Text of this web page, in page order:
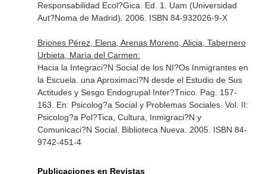
Responsabilidad Ecol?Gica . Ed. 1. Uam (Universidad
Aut?Noma de Madrid). 2006. ISBN 84-932026-9-X
Briones Pérez, Elena, Arenas Moreno, Alicia, Tabernero
Urbieta, María del Carmen:
Hacia la Integraci?N Social de los NI?Os Inmigrantes en
la Escuela. una Aproximaci?N desde el Estudio de Sus
Actitudes y Sesgo Endogrupal Inter?Tnico. Pag. 157-
163. En: Psicolog?a Social y Problemas Sociales. Vol. II:
Psicolog?a Pol?Tica, Cultura, Inmigraci?N y
Comunicaci?N Social. Biblioteca Nueva. 2005. ISBN 84-
9742-451-4
Publicaciones en Revistas